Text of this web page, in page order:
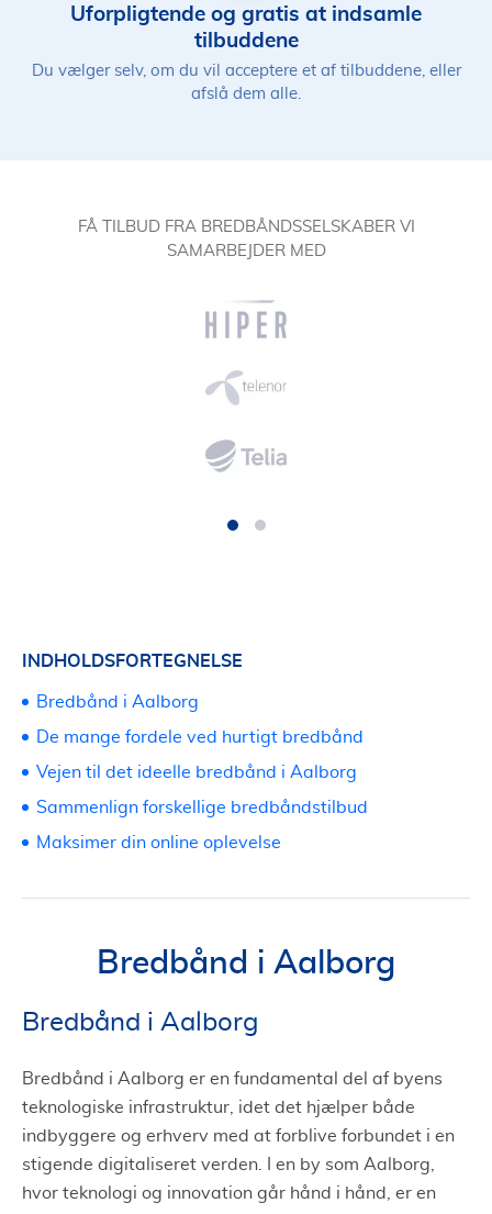
Uforpligtende og gratis at indsamle
tilbuddene
Du vælger selv, om du vil acceptere et af tilbuddene, eller
afslå dem alle.
FÅ TILBUD FRA BREDBÅNDSSELSKABER VI
SAMARBEJDER MED
Bredbånd i Aalborg
Bredbånd i Aalborg
Bredbånd i Aalborg er en fundamental del af byens
teknologiske infrastruktur, idet det hjælper både
indbyggere og erhverv med at forblive forbundet i en
stigende digitaliseret verden. I en by som Aalborg,
hvor teknologi og innovation går hånd i hånd, er en
INDHOLDSFORTEGNELSE
Bredbånd i Aalborg
De mange fordele ved hurtigt bredbånd
Vejen til det ideelle bredbånd i Aalborg
Sammenlign forskellige bredbåndstilbud
Maksimer din online oplevelse